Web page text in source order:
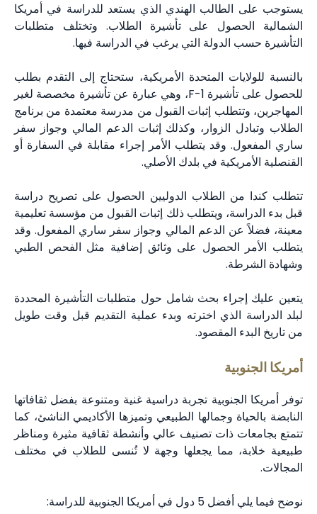
يستوجب على الطالب الهندي الذي يستعد للدراسة في أمريكا
الشمالية الحصول على تأشيرة الطلاب. وتختلف متطلبات
التأشيرة حسب الدولة التي يرغب في الدراسة فيها.
بالنسبة للولايات المتحدة الأمريكية، ستحتاج إلى التقدم بطلب
للحصول على تأشيرة F-1، وهي عبارة عن تأشيرة مخصصة لغير
المهاجرين، وتتطلب إثبات القبول من مدرسة معتمدة من برنامج
الطلاب وتبادل الزوار، وكذلك إثبات الدعم المالي وجواز سفر
ساري المفعول. وقد يتطلب الأمر إجراء مقابلة في السفارة أو
القنصلية الأمريكية في بلدك الأصلي.
تتطلب كندا من الطلاب الدوليين الحصول على تصريح دراسة
قبل بدء الدراسة، ويتطلب ذلك إثبات القبول من مؤسسة تعليمية
معينة، فضلاً عن الدعم المالي وجواز سفر ساري المفعول. وقد
يتطلب الأمر الحصول على وثائق إضافية مثل الفحص الطبي
وشهادة الشرطة.
يتعين عليك إجراء بحث شامل حول متطلبات التأشيرة المحددة
لبلد الدراسة الذي اخترته وبدء عملية التقديم قبل وقت طويل
من تاريخ البدء المقصود.
أمريكا الجنوبية
توفر أمريكا الجنوبية تجربة دراسية غنية ومتنوعة بفضل ثقافاتها
النابضة بالحياة وجمالها الطبيعي وتميزها الأكاديمي الناشئ، كما
تتمتع بجامعات ذات تصنيف عالي وأنشطة ثقافية مثيرة ومناظر
طبيعية خلابة، مما يجعلها وجهة لا تُنسى للطلاب في مختلف
المجالات.
نوضح فيما يلي أفضل 5 دول في أمريكا الجنوبية للدراسة: